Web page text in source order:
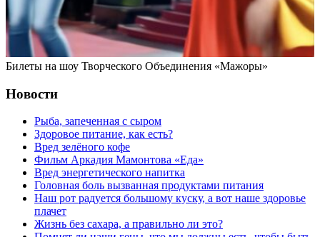
Билеты на шоу Творческого Объединения «Мажоры»
Новости
Рыба, запеченная с сыром
Здоровое питание, как есть?
Вред зелёного кофе
Фильм Аркадия Мамонтова «Еда»
Вред энергетического напитка
Головная боль вызванная продуктами питания
Наш рот радуется большому куску, а вот наше здоровье
плачет
Жизнь без сахара, а правильно ли это?